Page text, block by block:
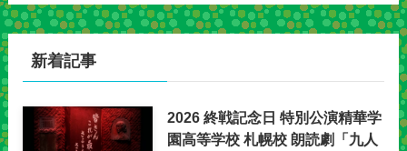
新着記事
2026 終戦記念日 特別公演精華学
園高等学校 札幌校 朗読劇「九人